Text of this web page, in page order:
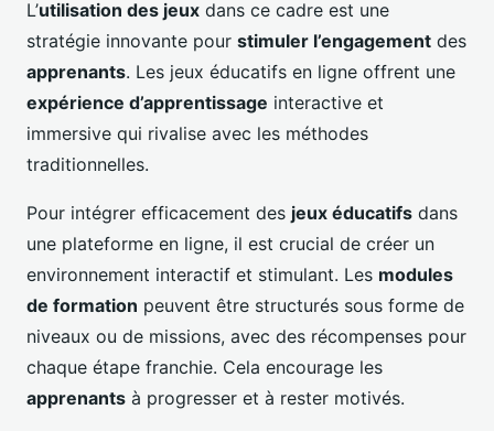
L’utilisation des jeux dans ce cadre est une
stratégie innovante pour stimuler l’engagement des
apprenants. Les jeux éducatifs en ligne offrent une
expérience d’apprentissage interactive et
immersive qui rivalise avec les méthodes
traditionnelles.
Pour intégrer efficacement des jeux éducatifs dans
une plateforme en ligne, il est crucial de créer un
environnement interactif et stimulant. Les modules
de formation peuvent être structurés sous forme de
niveaux ou de missions, avec des récompenses pour
chaque étape franchie. Cela encourage les
apprenants à progresser et à rester motivés.